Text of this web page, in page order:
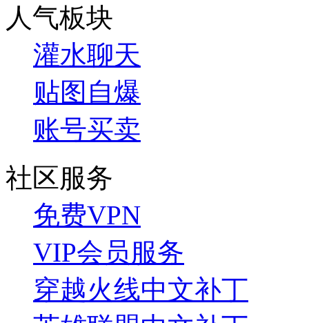
人气板块
灌水聊天
贴图自爆
账号买卖
社区服务
免费VPN
VIP会员服务
穿越火线中文补丁